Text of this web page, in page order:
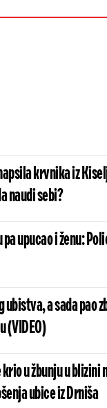
krvnika iz
naudi sebi?
upucao i ženu:
ubistva, a sada pao
(VIDEO)
u žbunju u
ubice iz Drniša